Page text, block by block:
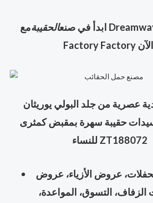
ابدأ في صنعالحقيبةمع Dreamway Handbag
عصرية من جلد البولي يوريثان
حقيبة سهرة بمقبض كمثرى
للنساء ZT188072
عروض الأزياء، عروض
الزفاف، التسوق، المواعدة،